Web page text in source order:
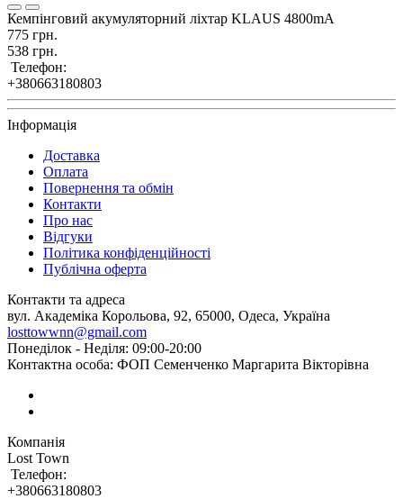
Кемпінговий акумуляторний ліхтар KLAUS 4800mA
775 грн.
538 грн.
Телефон:
+380663180803
Інформація
Доставка
Оплата
Повернення та обмін
Контакти
Про нас
Відгуки
Політика конфіденційності
Публічна оферта
Контакти та адреса
вул. Академіка Корольова, 92, 65000, Одеса, Україна
losttowwnn@gmail.com
Понеділок - Неділя: 09:00-20:00
Контактна особа: ФОП Семенченко Маргарита Вікторівна
Компанія
Lost Town
Телефон:
+380663180803